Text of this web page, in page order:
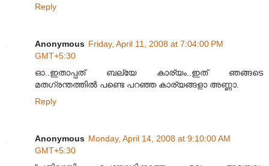
Reply
Anonymous Friday, April 11, 2008 at 7:04:00 PM
GMT+5:30
ഓ..ഇതാപ്പത് ബല്യേ കാര്യം..ഇത് ഞങ്ങടെ
മതഗ്രന്തത്തില്‍ പണ്ടെ പറഞ്ഞ കാര്യങ്ങളാ അണ്ണാ.
Reply
Anonymous Monday, April 14, 2008 at 9:10:00 AM
GMT+5:30